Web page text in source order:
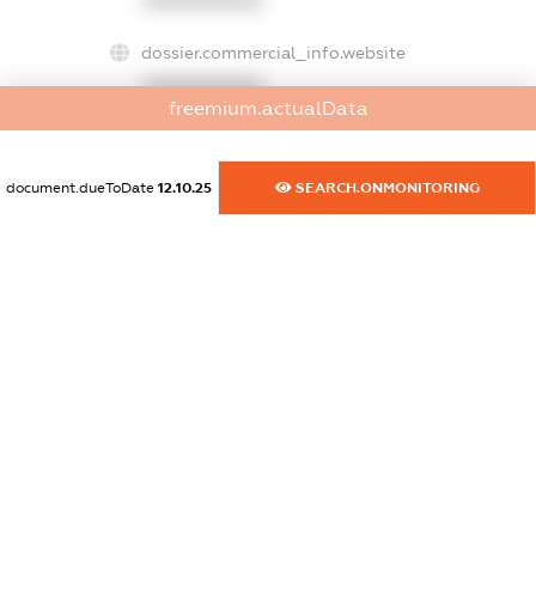
dossier.commercial_info.website
XXXXXXXXXX
dossier.commercial_info.activity
freemium.actualData
document.dueToDate 12.10.25 SEARCH.ONMONITORING